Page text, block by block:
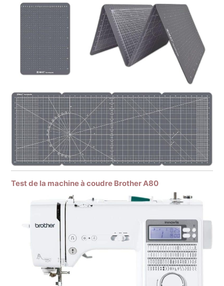
Test de la machine à coudre Brother A80